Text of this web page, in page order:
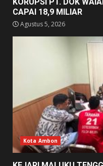
CAPAI 18,9 MILIAR
Agustus 5, 2026
Kota Ambon